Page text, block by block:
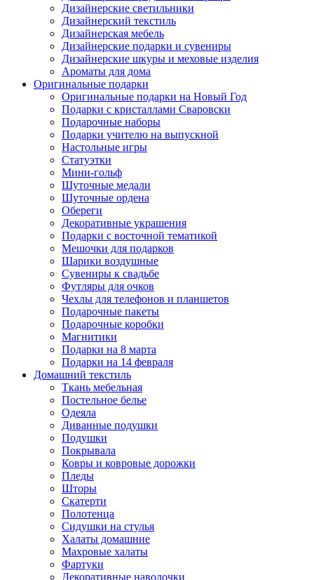
Дизайнерские светильники
Дизайнерский текстиль
Дизайнерская мебель
Дизайнерские подарки и сувениры
Дизайнерские шкуры и меховые изделия
Ароматы для дома
Оригинальные подарки
Оригинальные подарки на Новый Год
Подарки с кристаллами Сваровски
Подарочные наборы
Подарки учителю на выпускной
Настольные игры
Статуэтки
Мини-гольф
Шуточные медали
Шуточные ордена
Обереги
Декоративные украшения
Подарки с восточной тематикой
Мешочки для подарков
Шарики воздушные
Сувениры к свадьбе
Футляры для очков
Чехлы для телефонов и планшетов
Подарочные пакеты
Подарочные коробки
Магнитики
Подарки на 8 марта
Подарки на 14 февраля
Домашний текстиль
Ткань мебельная
Постельное белье
Одеяла
Диванные подушки
Подушки
Покрывала
Ковры и ковровые дорожки
Пледы
Шторы
Скатерти
Полотенца
Сидушки на стулья
Халаты домашние
Махровые халаты
Фартуки
Декоративные наволочки